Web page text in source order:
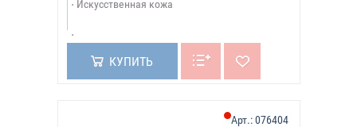
Искусственная кожа
КУПИТЬ
Арт.:076404